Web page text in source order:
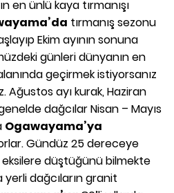
en ünlü kaya tırmanışı
tırmanış sezonu
Ekim ayının sonuna
günleri dünyanın en
geçirmek istiyorsanız
Ağustos ayı kurak, Haziran
dağcılar Nisan – Mayıs
Ogawayama’ya
Gündüz 25 dereceye
eksilere düştüğünü bilmekte
yerli dağcıların granit